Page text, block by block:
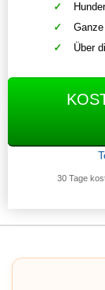
Über
30 Tage